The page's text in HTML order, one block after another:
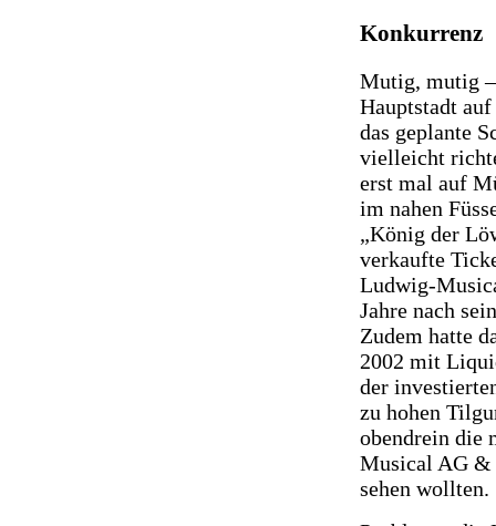
Konkurrenz
Mutig, mutig
Hauptstadt
das geplante
vielleicht
erst mal auf
im nahen
„König der
verkaufte
Ludwig-
Jahre nach
Zudem hatte
2002 mit
der
zu hohen
obendrein die
Musical AG &
sehen wollten.